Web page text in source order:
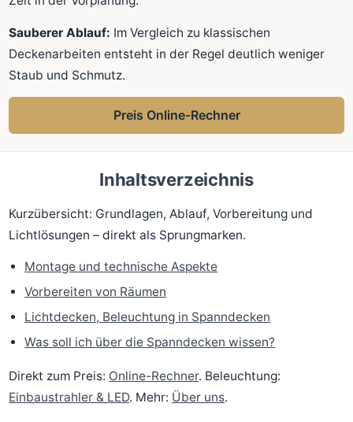
Sauberer Ablauf: Im Vergleich zu klassischen
Deckenarbeiten entsteht in der Regel deutlich weniger
Staub und Schmutz.
Preis Online-Rechner
Inhaltsverzeichnis
Kurzübersicht: Grundlagen, Ablauf, Vorbereitung und
Lichtlösungen – direkt als Sprungmarken.
Montage und technische Aspekte
Vorbereiten von Räumen
Lichtdecken, Beleuchtung in Spanndecken
Was soll ich über die Spanndecken wissen?
Direkt zum Preis: Online-Rechner. Beleuchtung:
Einbaustrahler & LED. Mehr: Über uns.